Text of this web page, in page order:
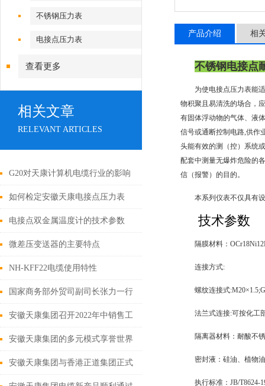
不锈钢压力表
电接点压力表
查看更多
相关文章
RELEVANT ARTICLES
G20对天康计算机电缆行业的影响
如何检定安徽天康电接点压力表
电接点双金属温度计的技术参数
微差压变送器的主要特点
NH-KFF22电缆使用特性
国家商务部外贸司副司长张力一行
莅临安徽天康集团调研工作
安徽天康集团召开2022年中销售工
作推进会
安徽天康集团的多元模式享誉世界
安徽天康集团与香港正道集团正式
产品介绍 相
不锈钢电接点
为使电接点压力表能
物积聚且易清洗的场合，
有固体浮动物的气体、液
信号或通断控制电路,供作
头能有效的测（控）系统
配套中测量无爆炸危险的
信（报警）的目的。
本系列仪表不仅具有
技术参数
隔膜材料：
连接方式:
螺纹连接式
法兰式连接:可按化工
隔离器材料：耐酸不
密封液：硅油、植物油
执行标准：JB/T8624-